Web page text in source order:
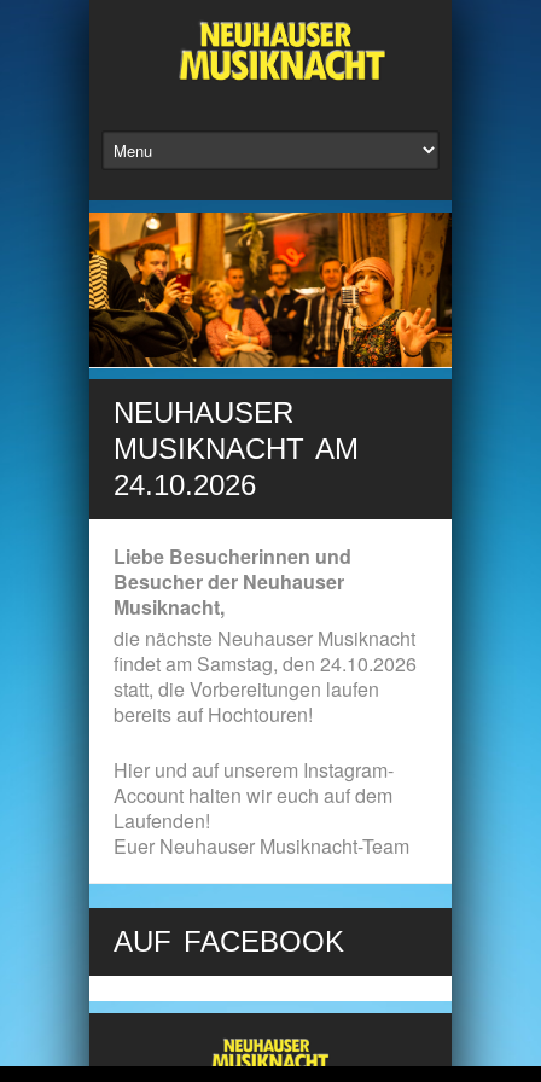
NEUHAUSER
MUSIKNACHT AM
24.10.2026
Liebe Besucherinnen und
Besucher der Neuhauser
Musiknacht,
die nächste Neuhauser Musiknacht
findet am Samstag, den 24.10.2026
statt, die Vorbereitungen laufen
bereits auf Hochtouren!
Hier und auf unserem Instagram-
Account halten wir euch auf dem
Laufenden!
Euer Neuhauser Musiknacht-Team
AUF FACEBOOK